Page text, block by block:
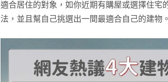
適合居住的對象，如你近期有購屋或選擇住宅
法，並且幫自己挑選出一間最適合自己的建物。